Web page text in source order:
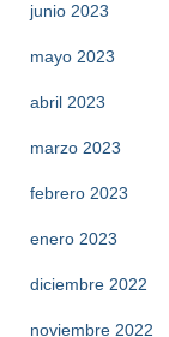
junio 2023
mayo 2023
abril 2023
marzo 2023
febrero 2023
enero 2023
diciembre 2022
noviembre 2022